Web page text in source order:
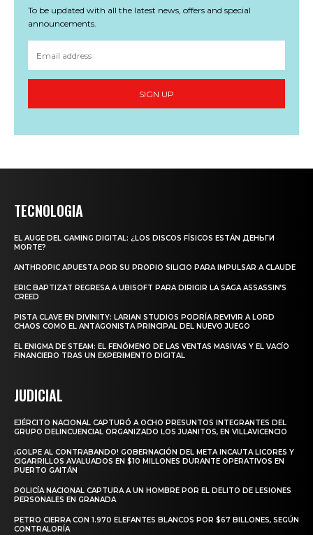
To be updated with all the latest news, offers and special
announcements.
SIGN UP
TECNOLOGIA
EL AUGE DEL GAMING DIGITAL: ¿LOS DISCOS FÍSICOS ESTÁN ДЕНЬГИ
MORTE?
ANTHROPIC APUESTA POR SU PROPIO SILICIO PARA IMPULSAR A CLAUDE
ERIC BAPTIZAT REGRESA A UBISOFT PARA DIRIGIR LA SAGA ASSASSIN’S
CREED
PISTA CLAVE EN DIVINITY: LARIAN STUDIOS PODRÍA REVIVIR A LORD
CHAOS COMO EL ANTAGONISTA PRINCIPAL DEL NUEVO JUEGO
EL ENIGMA DE STEAM: EL FENÓMENO DE LAS VENTAS MASIVAS Y EL VACÍO
FINANCIERO TRAS UN EXPERIMENTO DIGITAL
JUDICIAL
EJÉRCITO NACIONAL CAPTURÓ A OCHO PRESUNTOS INTEGRANTES DEL
GRUPO DELINCUENCIAL ORGANIZADO LOS JUANITOS, EN VILLAVICENCIO
¡GOLPE AL CONTRABANDO! GOBERNACIÓN DEL META INCAUTA LICORES Y
CIGARRILLOS AVALUADOS EN $10 MILLONES DURANTE OPERATIVOS EN
PUERTO GAITÁN
POLICÍA NACIONAL CAPTURA A UN HOMBRE POR EL DELITO DE LESIONES
PERSONALES EN GRANADA
PETRO CIERRA CON 1.970 ELEFANTES BLANCOS POR $67 BILLONES, SEGÚN
CONTRALORÍA